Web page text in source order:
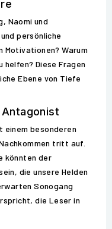
Naomi und
persönliche
Motivationen? Warum
helfen? Diese Fragen
Ebene von Tiefe
einem besonderen
tritt auf.
könnten der
die unsere Helden
Sonogang
die Leser in